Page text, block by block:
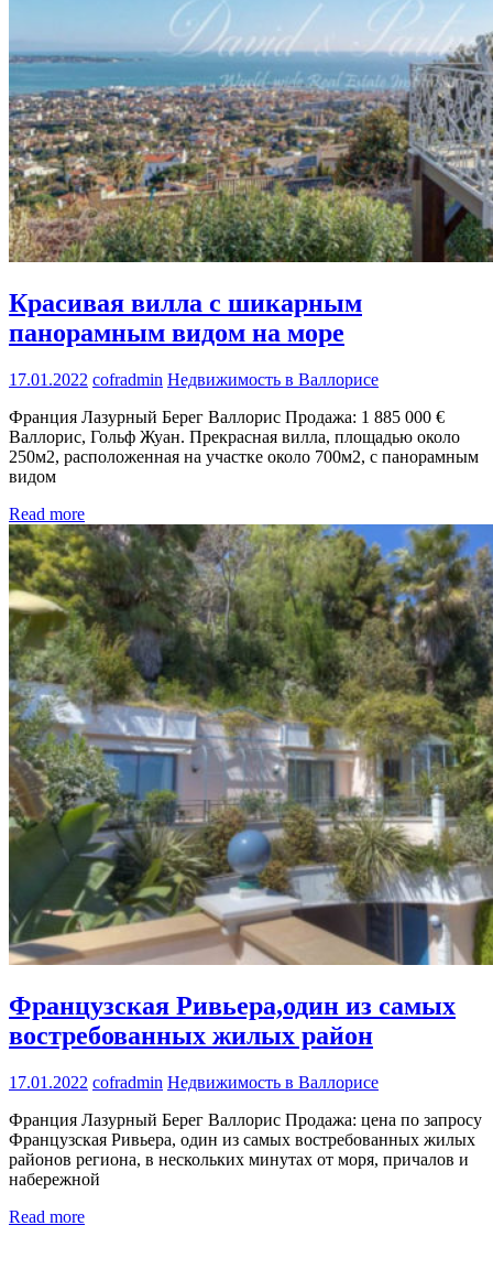
Красивая вилла с шикарным
панорамным видом на море
17.01.2022 cofradmin Недвижимость в Валлорисе
Франция Лазурный Берег Валлорис Продажа: 1 885 000 €
Валлорис, Гольф Жуан. Прекрасная вилла, площадью около
250м2, расположенная на участке около 700м2, с панорамным
видом
Read more
Французская Ривьера,один из самых
востребованных жилых район
17.01.2022 cofradmin Недвижимость в Валлорисе
Франция Лазурный Берег Валлорис Продажа: цена по запросу
Французская Ривьера, один из самых востребованных жилых
районов региона, в нескольких минутах от моря, причалов и
набережной
Read more